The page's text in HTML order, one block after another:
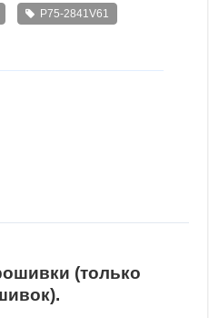
P75-2841V61
(только